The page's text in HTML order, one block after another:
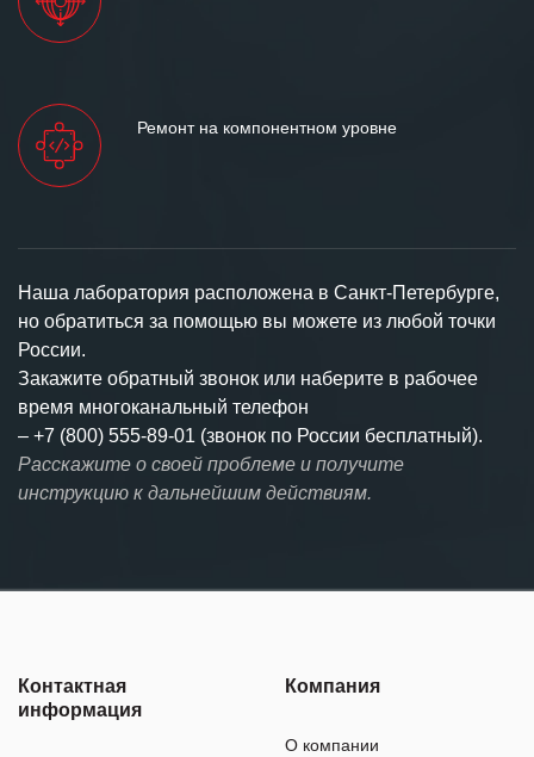
Ремонт на компонентном уровне
Наша лаборатория расположена в Санкт-Петербурге,
но обратиться за помощью вы можете из любой точки
России.
Закажите обратный звонок или наберите в рабочее
время многоканальный телефон
– +7 (800) 555-89-01 (звонок по России бесплатный).
Расскажите о своей проблеме и получите
инструкцию к дальнейшим действиям.
Контактная
информация
Компания
О компании